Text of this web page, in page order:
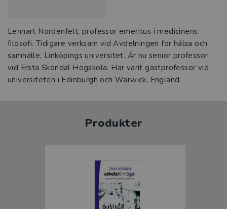
Lennart Nordenfelt, professor emeritus i medicinens
filosofi. Tidigare verksam vid Avdelningen för hälsa och
samhälle, Linköpings universitet. Är nu senior professor
vid Ersta Sköndal Högskola. Har varit gästprofessor vid
universiteten i Edinburgh och Warwick, England.
Produkter